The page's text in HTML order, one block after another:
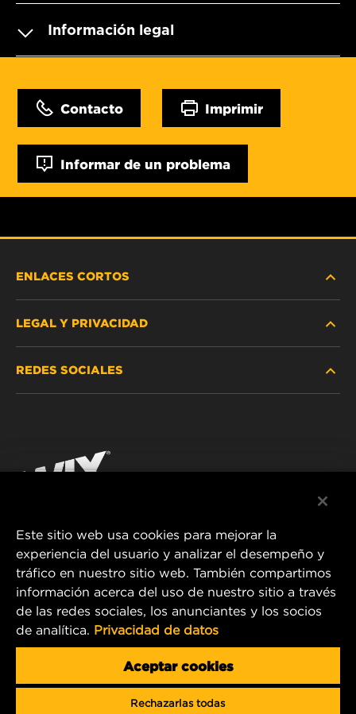
Información legal
Contacto Imprimir
Informar de un problema
ENLACES CORTOS
DÓNDE COMPRAR
¡CONTÁCTENOS!
LEGAL Y PRIVACIDAD
IMPRESSUM
REDES SOCIALES
YouTube
MANN+HUMMEL FT Poland
ul. Wrocławska 145,
63-800 GOSTYŃ, POLAND
Tel. +48 65 572 89 00
E-mail:info@mann-hummel.com
MANN+HUMMEL GROUP
Este sitio web usa cookies para mejorar la
experiencia del usuario y analizar el desempeño y
tráfico en nuestro sitio web. También compartimos
información acerca del uso de nuestro sitio a través
de las redes sociales, los anunciantes y los socios
de analítica. Privacidad de datos
Aceptar cookies
Rechazarlas todas